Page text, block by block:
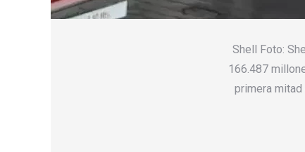
Shell Foto:
166.487
primera